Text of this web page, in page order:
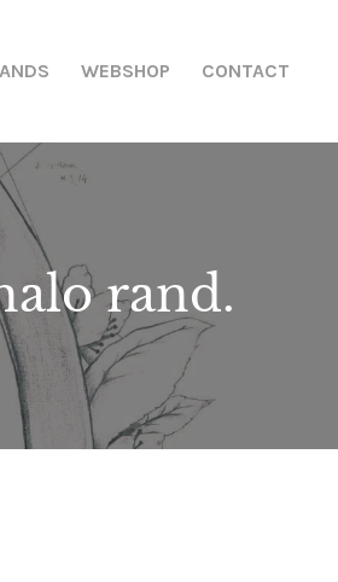
WEBSHOP CONTACT
rand.